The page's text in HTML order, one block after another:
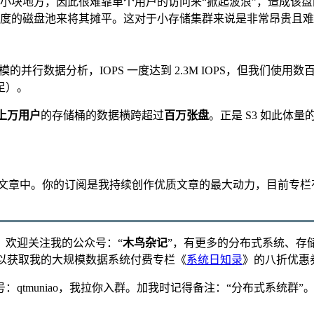
的磁盘池来将其摊平。这对于小存储集群来说是非常昂贵且
的并行数据分析，IOPS 一度达到 2.3M IOPS，但我们使用
。
万用户的存储桶的数据横跨超过百万张盘。正是 S3 如此体量
章中。你的订阅是我持续创作优质文章的最大动力，目前专
欢迎关注我的公众号：“木鸟杂记”，有更多的分布式系统、存
获取我的大规模数据系统付费专栏《系统日知录》的八折优惠
qtmuniao，我拉你入群。加我时记得备注：“分布式系统群